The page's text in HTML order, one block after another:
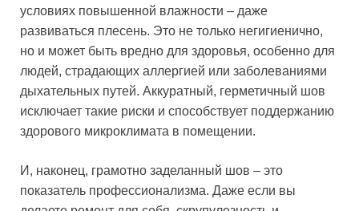
условиях повышенной влажности – даже
развиваться плесень. Это не только негигиенично,
но и может быть вредно для здоровья, особенно для
людей, страдающих аллергией или заболеваниями
дыхательных путей. Аккуратный, герметичный шов
исключает такие риски и способствует поддержанию
здорового микроклимата в помещении.
И, наконец, грамотно заделанный шов – это
показатель профессионализма. Даже если вы